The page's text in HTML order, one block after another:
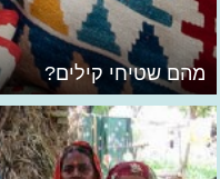
מהם שטיחי קילים?